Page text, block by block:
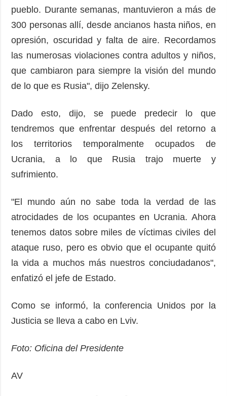
pueblo. Durante semanas, mantuvieron a más de
300 personas allí, desde ancianos hasta niños, en
opresión, oscuridad y falta de aire. Recordamos
las numerosas violaciones contra adultos y niños,
que cambiaron para siempre la visión del mundo
de lo que es Rusia", dijo Zelensky.
Dado esto, dijo, se puede predecir lo que
tendremos que enfrentar después del retorno a
los territorios temporalmente ocupados de
Ucrania, a lo que Rusia trajo muerte y
sufrimiento.
"El mundo aún no sabe toda la verdad de las
atrocidades de los ocupantes en Ucrania. Ahora
tenemos datos sobre miles de víctimas civiles del
ataque ruso, pero es obvio que el ocupante quitó
la vida a muchos más nuestros conciudadanos",
enfatizó el jefe de Estado.
Como se informó, la conferencia Unidos por la
Justicia se lleva a cabo en Lviv.
Foto: Oficina del Presidente
AV